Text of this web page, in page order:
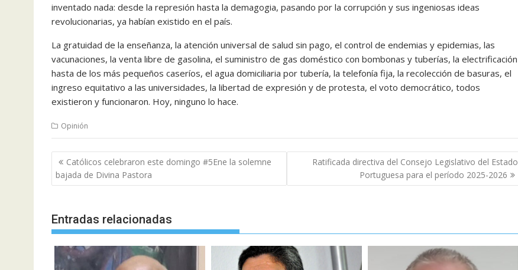
inventado nada: desde la represión hasta la demagogia, pasando por la corrupción y sus ingeniosas ideas
revolucionarias, ya habían existido en el país.
La gratuidad de la enseñanza, la atención universal de salud sin pago, el control de endemias y epidemias, las
vacunaciones, la venta libre de gasolina, el suministro de gas doméstico con bombonas y tuberías, la electrificación
hasta de los más pequeños caseríos, el agua domiciliaria por tubería, la telefonía fija, la recolección de basuras, el
ingreso equitativo a las universidades, la libertad de expresión y de protesta, el voto democrático, todos
existieron y funcionaron. Hoy, ninguno lo hace.
Opinión
Navegación
de
entradas
Católicos celebraron este domingo #5Ene la solemne
bajada de Divina Pastora
Ratificada directiva del Consejo Legislativo del Estado
Portuguesa para el período 2025-2026
Entradas relacionadas